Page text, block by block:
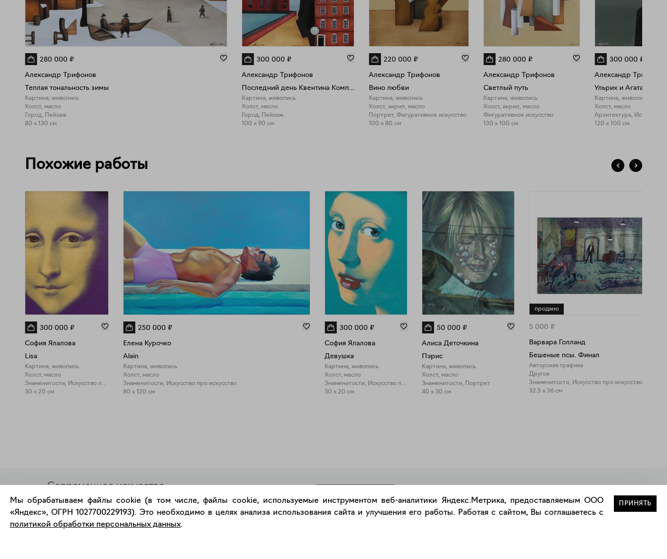
280 000 ₽
Александр Трифонов
Теплая тональность зимы
Картина, живопись
Холст, масло
Город, Пейзаж
80 x 130 см
300 000 ₽
Александр Трифонов
Последний день Квентина Компсона
Картина, живопись
Холст, масло
Город, Пейзаж
100 x 90 см
220 000 ₽
Александр Трифонов
Вино любви
Картина, живопись
Холст, акрил, масло
Портрет, Фигуративное искусство
100 x 80 см
280 000 ₽
Александр Трифонов
Светлый путь
Картина, живопись
Холст, акрил, масло
Фигуративное искусство
130 x 100 см
300 000 ₽
Александр Трифонов
Ульрих и Агата
Картина, живопись
Холст, масло
120 x 100 см
Похожие работы
300 000 ₽
София Ялалова
Lisa
Картина, живопись
Холст, масло
Знаменитости, Искусство про искусство
30 x 20 см
250 000 ₽
Елена Курочко
Alain
Картина, живопись
Холст, масло
Знаменитости, Искусство про искусство
80 x 120 см
300 000 ₽
София Ялалова
Девушка
Картина, живопись
Холст, масло
Знаменитости, Искусство про искусство
30 x 20 см
50 000 ₽
Алиса Деточкина
Пэрис
Картина, живопись
Холст, масло
Знаменитости, Портрет
40 x 30 см
продано
5 000 ₽
Варвара Голланд
Бешеные псы. Финал
Авторская графика
Другое
Знаменитости, Искусство про искусство
32.5 x 36 см
Современное искусство
онлайн
Мы обрабатываем файлы cookie (в том числе, файлы cookie, используемые инструментом веб-аналитики Яндекс.Метрика, предоставляемым ООО
«Яндекс», ОГРН 1027700229193). Это необходимо в целях анализа использования сайта и улучшения его работы. Работая с сайтом, Вы соглашаетесь с
политикой обработки персональных данных.
ПРИНЯТЬ